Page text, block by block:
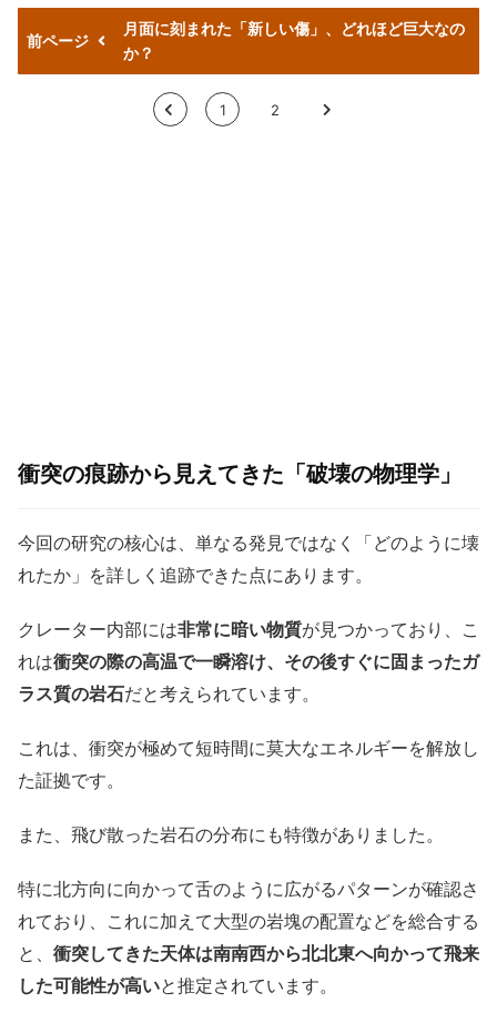
前ページ
月面に刻まれた「新しい傷」、どれほど巨大なの
か？
< 1 2 >
衝突の痕跡から見えてきた「破壊の物理学」
今回の研究の核心は、単なる発見ではなく「どのように壊
れたか」を詳しく追跡できた点にあります。
クレーター内部には非常に暗い物質が見つかっており、こ
れは衝突の際の高温で一瞬溶け、その後すぐに固まったガ
ラス質の岩石だと考えられています。
これは、衝突が極めて短時間に莫大なエネルギーを解放し
た証拠です。
また、飛び散った岩石の分布にも特徴がありました。
特に北方向に向かって舌のように広がるパターンが確認さ
れており、これに加えて大型の岩塊の配置などを総合する
と、 衝突してきた天体は南南西から北北東へ向かって飛来
した可能性が高いと推定されています。